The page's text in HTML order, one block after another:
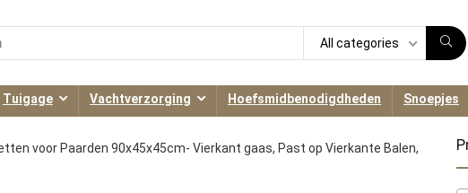
All categories
Tuigage Vachtverzorging Hoefsmidbenodigdheden Snoepjes
voor Paarden 90x45x45cm- Vierkant gaas, Past op Vierkante Balen,